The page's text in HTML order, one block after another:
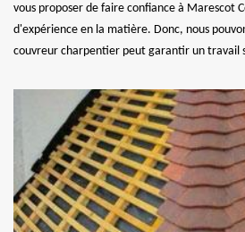
vous proposer de faire confiance à Marescot
d'expérience en la matière. Donc, nous
couvreur charpentier peut garantir un travail